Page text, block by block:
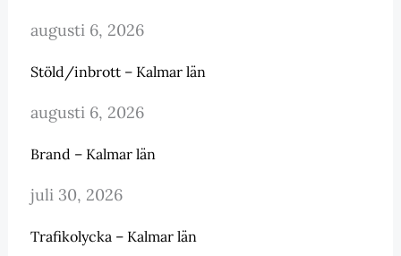
augusti 6, 2026
Stöld/inbrott – Kalmar län
augusti 6, 2026
Brand – Kalmar län
juli 30, 2026
Trafikolycka – Kalmar län